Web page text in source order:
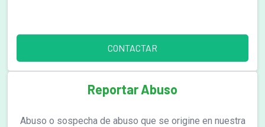
CONTACTAR
Reportar Abuso
Abuso o sospecha de abuso que se origine en nuestra